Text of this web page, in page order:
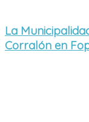
La
Corralón en